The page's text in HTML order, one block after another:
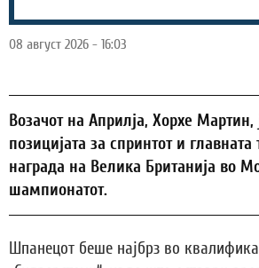
08 август 2026 - 16:03
Возачот на Априлја, Хорхе Мартин,
позицијата за спринтот и
награда на Велика Британија во
шампионатот.
Шпанецот беше најбрз во